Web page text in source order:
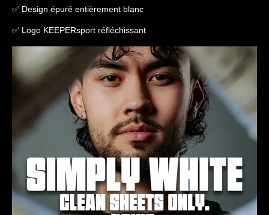
✅ Design épuré entièrement blanc
✅ Logo KEEPERsport réfléchissant